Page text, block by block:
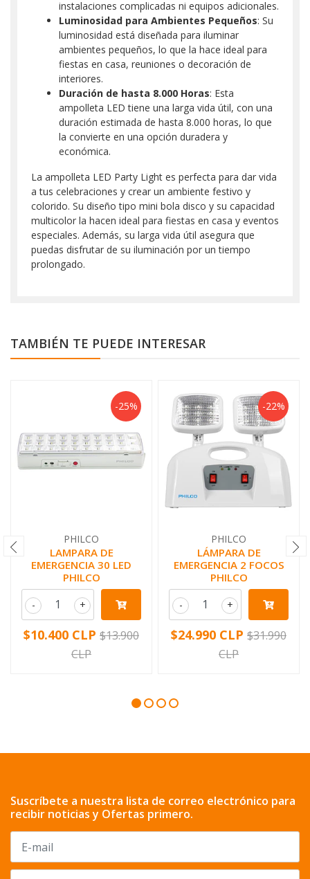
instalaciones complicadas ni equipos adicionales.
Luminosidad para Ambientes Pequeños: Su
luminosidad está diseñada para iluminar
ambientes pequeños, lo que la hace ideal para
fiestas en casa, reuniones o decoración de
interiores.
Duración de hasta 8.000 Horas: Esta
ampolleta LED tiene una larga vida útil, con una
duración estimada de hasta 8.000 horas, lo que
la convierte en una opción duradera y
económica.
La ampolleta LED Party Light es perfecta para dar vida
a tus celebraciones y crear un ambiente festivo y
colorido. Su diseño tipo mini bola disco y su capacidad
multicolor la hacen ideal para fiestas en casa y eventos
especiales. Además, su larga vida útil asegura que
puedas disfrutar de su iluminación por un tiempo
prolongado.
TAMBIÉN TE PUEDE INTERESAR
-25%
PHILCO
LAMPARA DE
EMERGENCIA 30 LED
PHILCO
+
-
$10.400 CLP $13.900
CLP
-22%
PHILCO
LÁMPARA DE
EMERGENCIA 2 FOCOS
PHILCO
+
-
$24.990 CLP $31.990
CLP
Suscríbete a nuestra lista de correo electrónico para
recibir noticias y Ofertas primero.